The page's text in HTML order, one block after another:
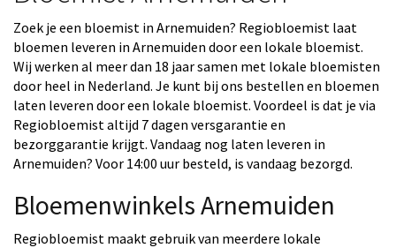
Zoek je een bloemist in Arnemuiden? Regiobloemist laat
bloemen leveren in Arnemuiden door een lokale bloemist.
Wij werken al meer dan 18 jaar samen met lokale bloemisten
door heel in Nederland. Je kunt bij ons bestellen en bloemen
laten leveren door een lokale bloemist. Voordeel is dat je via
Regiobloemist altijd 7 dagen versgarantie en
bezorggarantie krijgt. Vandaag nog laten leveren in
Arnemuiden? Voor 14:00 uur besteld, is vandaag bezorgd.
Bloemenwinkels Arnemuiden
Regiobloemist maakt gebruik van meerdere lokale